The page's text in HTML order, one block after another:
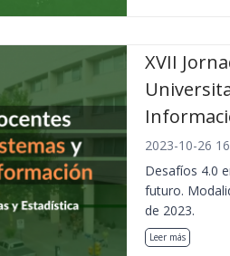
XVII
2023-10-26
Desafíos 4.0
futuro.
de 2023.
Leer más